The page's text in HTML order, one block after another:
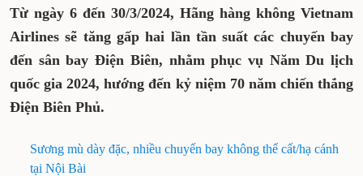
Từ ngày 6 đến 30/3/2024, Hãng hàng không Vietnam
Airlines sẽ tăng gấp hai lần tần suất các chuyến bay
đến sân bay Điện Biên, nhằm phục vụ Năm Du lịch
quốc gia 2024, hướng đến kỷ niệm 70 năm chiến thắng
Điện Biên Phủ.
Sương mù dày đặc, nhiều chuyến bay không thể cất/hạ cánh
tại Nội Bài